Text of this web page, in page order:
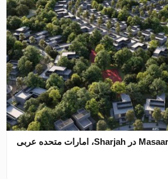
پروژه توسعه Masaar 3 Sedra در Sharjah، امارات متحده عربی